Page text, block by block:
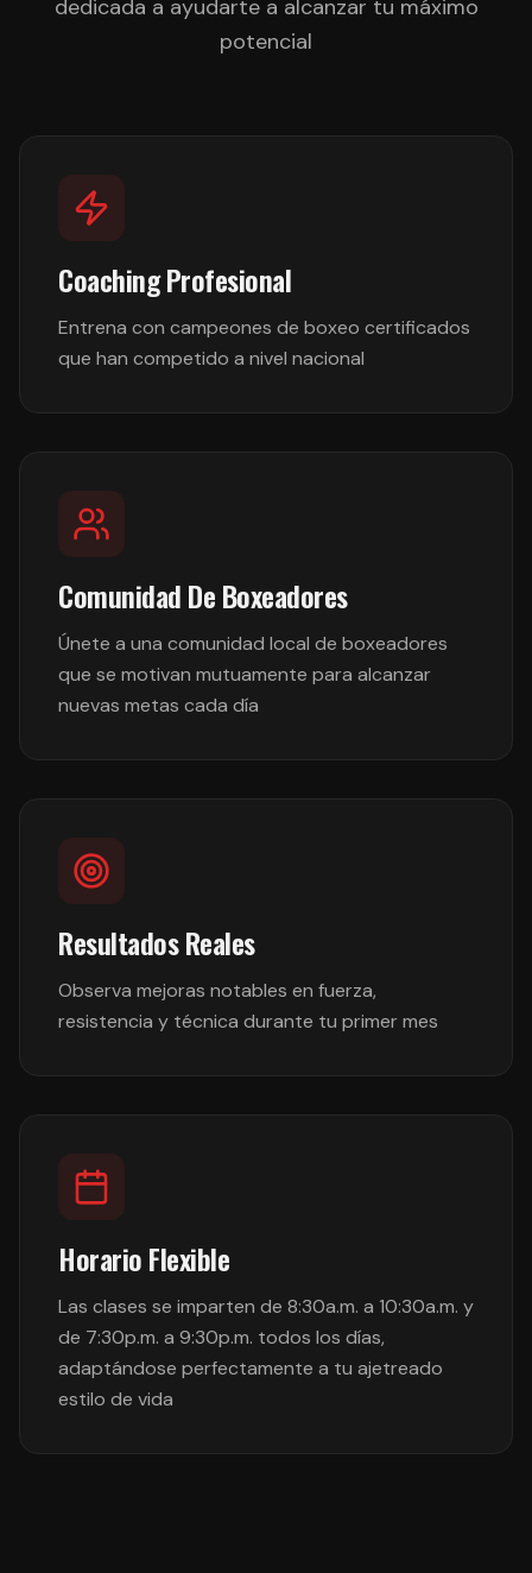
dedicada a ayudarte a alcanzar tu máximo
potencial
Coaching Profesional
Entrena con campeones de boxeo certificados
que han competido a nivel nacional
Comunidad De Boxeadores
Únete a una comunidad local de boxeadores
que se motivan mutuamente para alcanzar
nuevas metas cada día
Resultados Reales
Observa mejoras notables en fuerza,
resistencia y técnica durante tu primer mes
Horario Flexible
Las clases se imparten de 8:30a.m. a 10:30a.m. y
de 7:30p.m. a 9:30p.m. todos los días,
adaptándose perfectamente a tu ajetreado
estilo de vida